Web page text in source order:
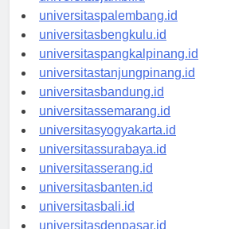
universitasjambi.id
universitaspalembang.id
universitasbengkulu.id
universitaspangkalpinang.id
universitastanjungpinang.id
universitasbandung.id
universitassemarang.id
universitasyogyakarta.id
universitassurabaya.id
universitasserang.id
universitasbanten.id
universitasbali.id